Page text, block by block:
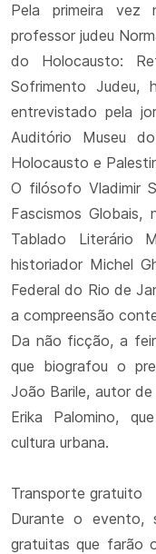
Pela primeira
professor judeu
do Holocausto:
Sofrimento Judeu,
entrevistado pela
Auditório Museu
Holocausto e
O filósofo Vladimir
Fascismos
Tablado Literário
historiador Michel
Federal do Rio de
a compreensão
Da não ficção, a
que biografou o
João Barile, autor
Erika Palomino,
cultura urbana.
Transporte gratuito
Durante o evento,
gratuitas que farão